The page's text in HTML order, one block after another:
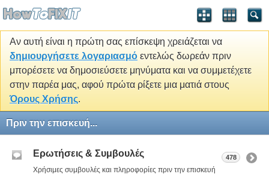
Αν αυτή είναι η πρώτη σας επίσκεψη χρειάζεται να
δημιουργήσετε λογαριασμό εντελώς δωρεάν πριν
μπορέσετε να δημοσιεύσετε μηνύματα και να συμμετέχετε
στην παρέα μας, αφού πρώτα ρίξετε μια ματιά στους
Όρους Χρήσης.
Πριν την επισκευή...
Ερωτήσεις & Συμβουλές
Χρήσιμες συμβουλές και πληροφορίες πριν την επισκευή
478